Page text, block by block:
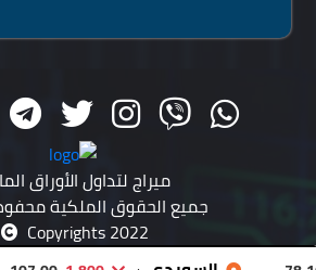
ميراج لتداول الأوراق
جميع الحقوق الملكية محفوظة
Copyrights 2022